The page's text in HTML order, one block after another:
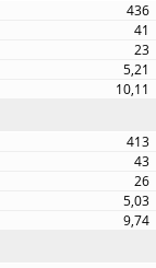
436
41
23
5,21
10,11
413
43
26
5,03
9,74